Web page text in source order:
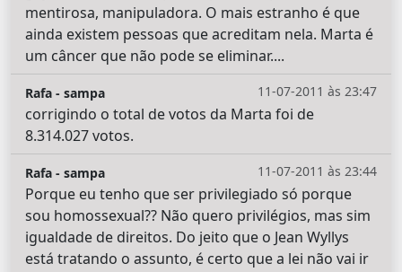
mentirosa, manipuladora. O mais estranho é que
ainda existem pessoas que acreditam nela. Marta é
um câncer que não pode se eliminar....
11-07-2011 às 23:47
Rafa - sampa
corrigindo o total de votos da Marta foi de
8.314.027 votos.
11-07-2011 às 23:44
Rafa - sampa
Porque eu tenho que ser privilegiado só porque
sou homossexual?? Não quero privilégios, mas sim
igualdade de direitos. Do jeito que o Jean Wyllys
está tratando o assunto, é certo que a lei não vai ir